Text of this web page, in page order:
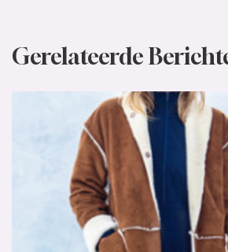
Gerelateerde